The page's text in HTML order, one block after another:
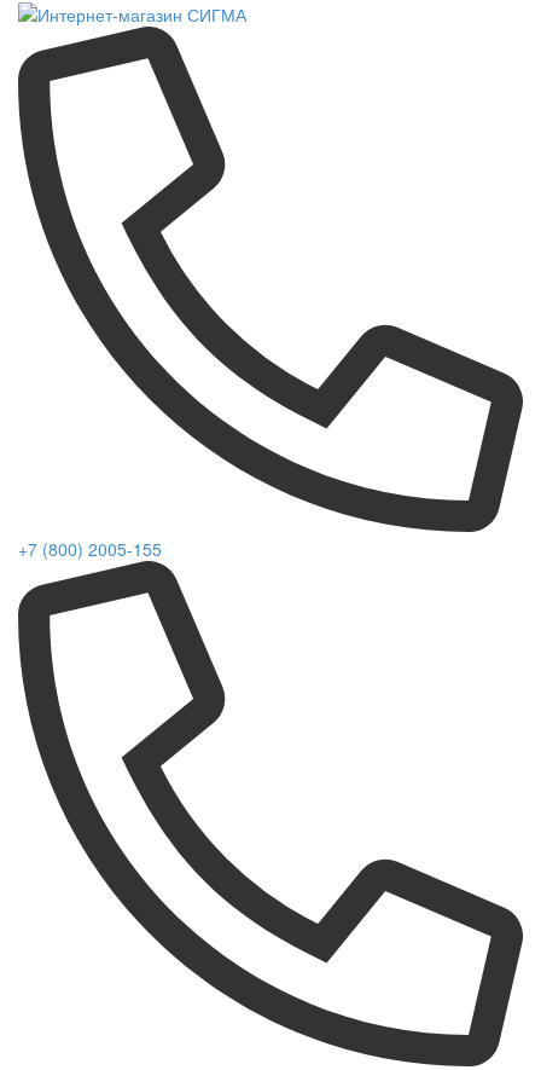
+7 (800) 2005-155